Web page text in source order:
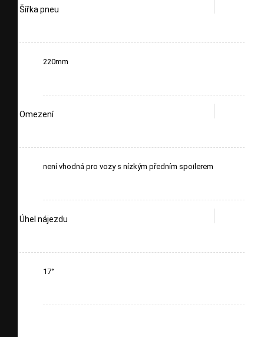
Šířka pneu
220mm
Omezení
není vhodná pro vozy s nízkým předním spoilerem
Úhel nájezdu
17°